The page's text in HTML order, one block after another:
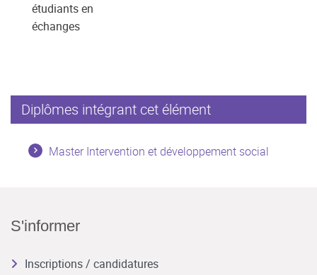
étudiants en
échanges
Diplômes intégrant cet élément
Master Intervention et développement social
S'informer
Inscriptions / candidatures